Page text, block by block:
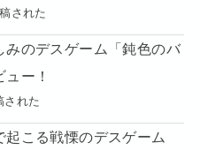
された
みのデスゲーム「鈍色のバ
ー！
された
起こる戦慄のデスゲーム